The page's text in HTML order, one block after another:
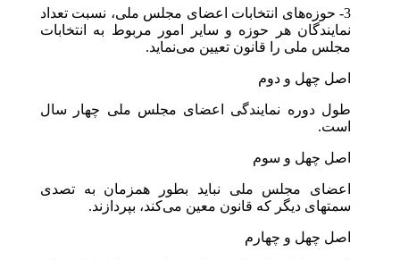
3- حوزه‌های انتخابات اعضای مجلس ملی، نسبت تعداد
نمایندگان هر حوزه و سایر امور مربوط به انتخابات
مجلس ملی را قانون تعیین می‌نماید.‎
اصل چهل و دوم
طول دوره نمایندگی اعضای مجلس ملی چهار سال
است.
اصل چهل و سوم
اعضای مجلس ملی نباید بطور همزمان به تصدی
سمتهای دیگر که قانون معین می‌کند، بپردازند.
اصل چهل و چهارم